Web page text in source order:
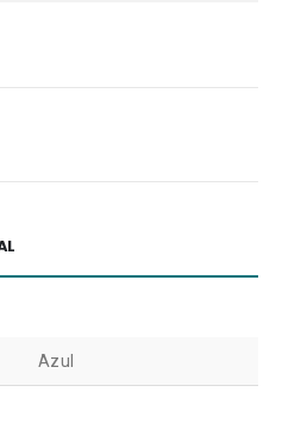
Azul